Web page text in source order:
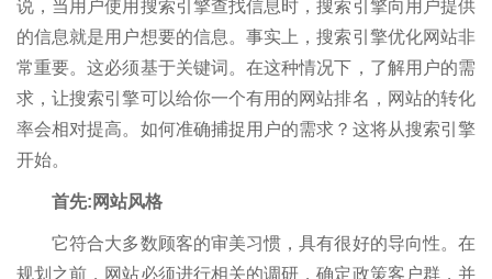
说，当用户使用搜索引擎查找信息时，搜索引擎向用户提供
的信息就是用户想要的信息。事实上，搜索引擎优化网站非
常重要。这必须基于关键词。在这种情况下，了解用户的需
求，让搜索引擎可以给你一个有用的网站排名，网站的转化
率会相对提高。如何准确捕捉用户的需求？这将从搜索引擎
开始。
首先:网站风格
它符合大多数顾客的审美习惯，具有很好的导向性。在
规划之前，网站必须进行相关的调研，确定政策客户群，并